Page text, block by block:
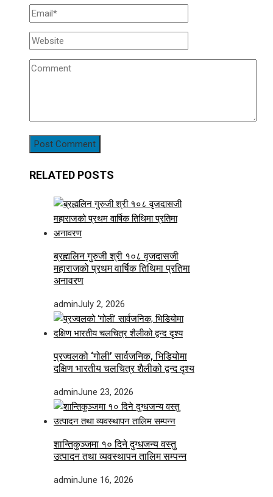
RELATED POSTS
ब्रह्मलिन गुरुजी श्री १०८ वृजदासजी
महाराजको प्रथम वार्षिक तिथिमा प्रतिमा
अनावरण
adminJuly 2, 2026
प्रज्वलको ‘गोली’ सार्वजनिक, भिडियोमा
दक्षिण भारतीय चलचित्र शैलीको द्वन्द दृश्य
adminJune 23, 2026
शान्तिकुञ्जमा १० दिने दुग्धजन्य वस्तु
उत्पादन तथा व्यवस्थापन तालिम सम्पन्न
adminJune 16, 2026